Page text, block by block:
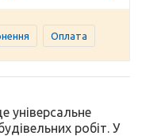
Оплата
універсальне
робіт. У